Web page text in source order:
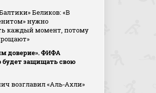
Беликов: «В
нужно
каждый момент, потому
доверие». ФИФА
будет защищать свою
возглавил «Аль‑Ахли»